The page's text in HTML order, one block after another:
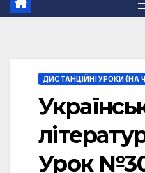
ДИСТАНЦІЙНІ УРОКИ (НА
Урок